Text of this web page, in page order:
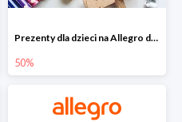
Prezenty dla dzieci na Allegro do -50%
50%